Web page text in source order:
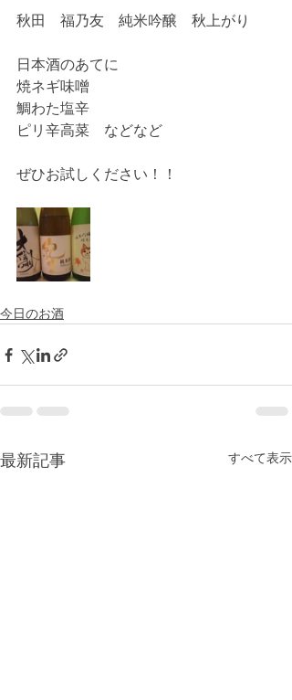
秋田　福乃友　純米吟醸　秋上がり
日本酒のあてに
焼ネギ味噌
鯛わた塩辛
ピリ辛高菜　などなど
ぜひお試しください！！
今日のお酒
最新記事 すべて表示